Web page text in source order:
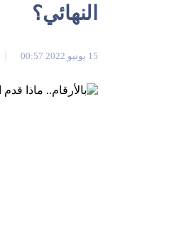
النهائي؟
15 يونيو 2022 00:57